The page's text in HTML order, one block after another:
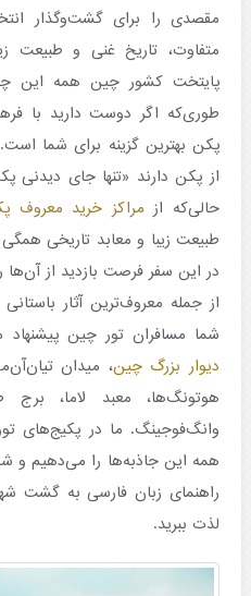
مقصدی را برای گشت‌وگذار
متفاوت، تاریخ غنی و طبیعت
پایتخت کشور چین همه این
طوری‌که اگر دوست دارید با
پکن بهترین گزینه برای شما
از پکن دارند «تنها جای دیدنی
حالی‌که از مراکز خرید معروف
طبیعت زیبا و معابد تاریخی
در این سفر فرصت بازدید از
از جمله معروف‌ترین آثار
شما مسافران تور چین پیشنهاد
دیوار بزرگ چین، میدان
هوتونگ‌ها، معبد لاما،
وانگ‌فوجینگ. ما در پکیج‌های
همه این جاذبه‌ها را می‌دهیم و
راهنمای زبان فارسی به گشت
لذت ببرید.